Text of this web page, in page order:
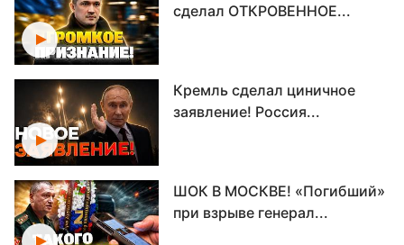
сделал ОТКРОВЕННОЕ...
Кремль сделал циничное
заявление! Россия...
ШОК В МОСКВЕ! «Погибший»
при взрыве генерал...